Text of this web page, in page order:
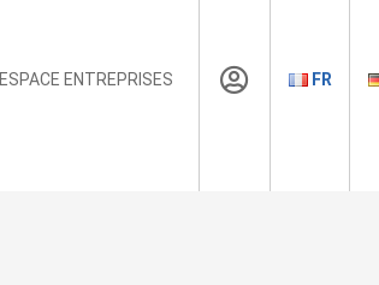
ESPACE ENTREPRISES FR